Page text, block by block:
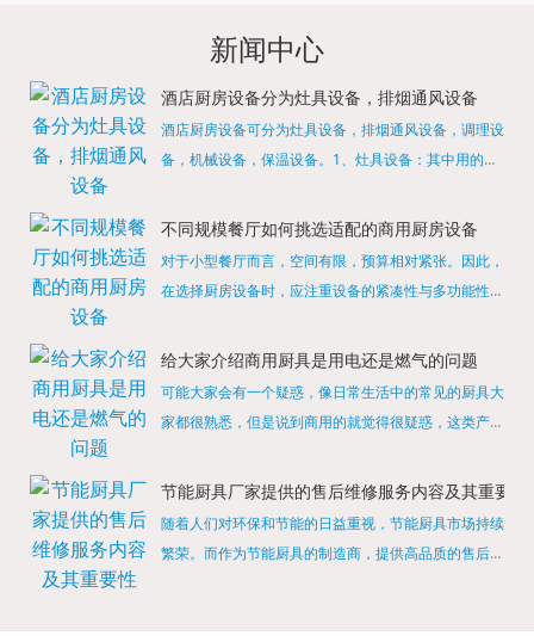
新闻中心
酒店厨房设备分为灶具设备，排烟通风设备
酒店厨房设备可分为灶具设备，排烟通风设备，调理设
备，机械设备，保温设备。1、灶具设备：其中用的较
缺少的，经过相关检测证明的合格设备才能进行使用，
不同规模餐厅如何挑选适配的商用厨房设备
对于小型餐厅而言，空间有限，预算相对紧张。因此，
在选择厨房设备时，应注重设备的紧凑性与多功能性。
烹饪设备，既能节省空间，又能满足多样化的烹饪需
给大家介绍商用厨具是用电还是燃气的问题
可能大家会有一个疑惑，像日常生活中的常见的厨具大
家都很熟悉，但是说到商用的就觉得很疑惑，这类产品
店用的就是商用的吗?还真别说，真被大家猜对了，这
节能厨具厂家提供的售后维修服务内容及其重要性
随着人们对环保和节能的日益重视，节能厨具市场持续
繁荣。而作为节能厨具的制造商，提供高品质的售后维